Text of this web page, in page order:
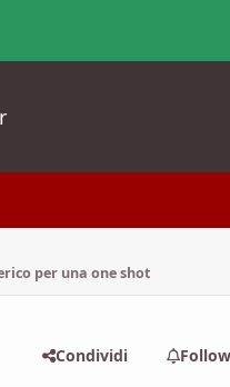
per una one shot
Condividi